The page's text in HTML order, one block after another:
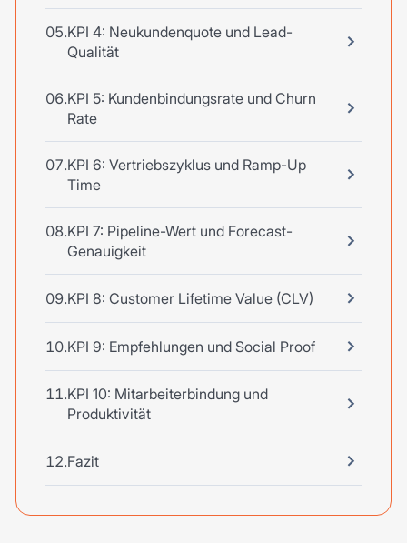
KPI 4: Neukundenquote und Lead-
Qualität
KPI 5: Kundenbindungsrate und Churn
Rate
KPI 6: Vertriebszyklus und Ramp-Up
Time
KPI 7: Pipeline-Wert und Forecast-
Genauigkeit
KPI 8: Customer Lifetime Value (CLV)
KPI 9: Empfehlungen und Social Proof
KPI 10: Mitarbeiterbindung und
Produktivität
Fazit